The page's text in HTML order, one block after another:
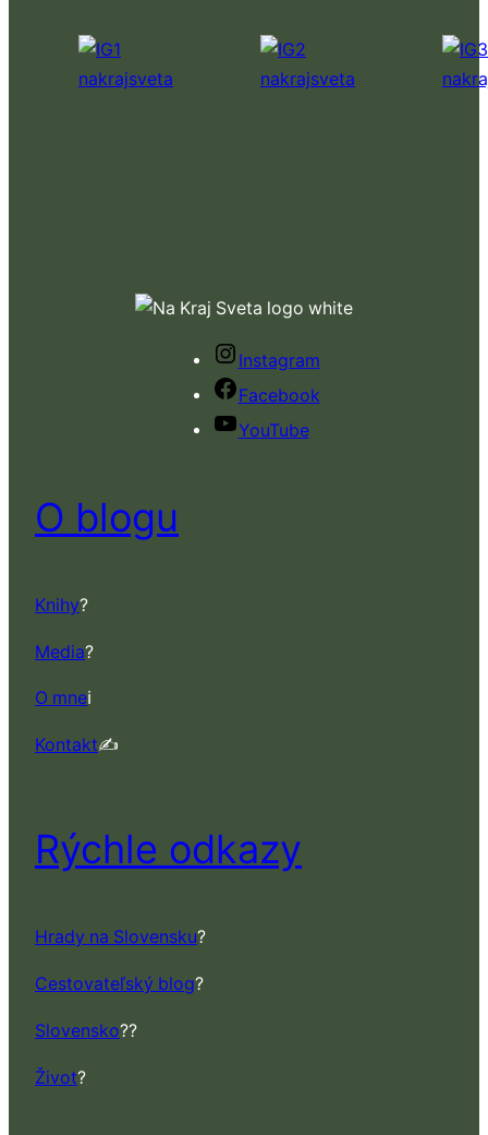
Instagram
Facebook
YouTube
O blogu
Knihy?
Media?
O mneℹ️
Kontakt✍️
Rýchle odkazy
Hrady na Slovensku?
Cestovateľský blog?
Slovensko??
Život?